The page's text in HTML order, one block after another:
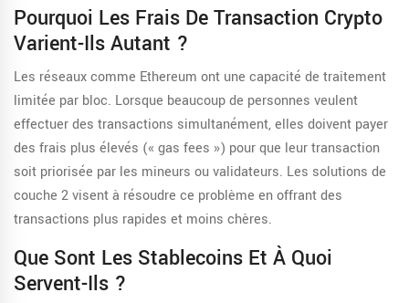
Pourquoi Les Frais De Transaction Crypto
Varient-Ils Autant ?
Les réseaux comme Ethereum ont une capacité de traitement
limitée par bloc. Lorsque beaucoup de personnes veulent
effectuer des transactions simultanément, elles doivent payer
des frais plus élevés (« gas fees ») pour que leur transaction
soit priorisée par les mineurs ou validateurs. Les solutions de
couche 2 visent à résoudre ce problème en offrant des
transactions plus rapides et moins chères.
Que Sont Les Stablecoins Et À Quoi
Servent-Ils ?